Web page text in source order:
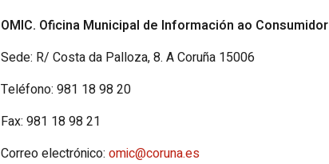
OMIC. Oficina Municipal de Información ao Consumidor
Sede: R/ Costa da Palloza, 8. A Coruña 15006
Teléfono: 981 18 98 20
Fax: 981 18 98 21
Correo electrónico: omic@coruna.es